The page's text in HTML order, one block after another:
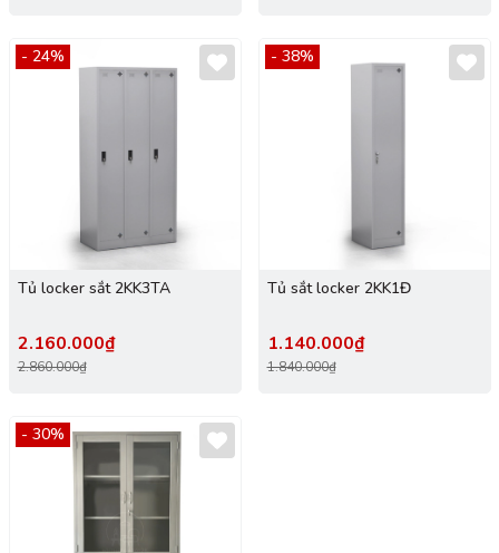
- 24%
Tủ locker sắt 2KK3TA
2.160.000₫
2.860.000₫
- 38%
Tủ sắt locker 2KK1Đ
1.140.000₫
1.840.000₫
- 30%